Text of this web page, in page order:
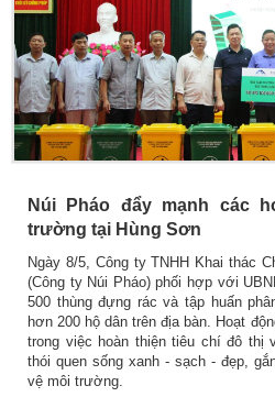
Núi Pháo đẩy mạnh các
trường tại Hùng Sơn
Ngày 8/5, Công ty TNHH Khai thác
(Công ty Núi Pháo) phối hợp với
500 thùng đựng rác và tập huấn
hơn 200 hộ dân trên địa bàn. Hoạt
trong việc hoàn thiện tiêu chí đô thị
thói quen sống xanh - sạch - đẹp,
vệ môi trường.